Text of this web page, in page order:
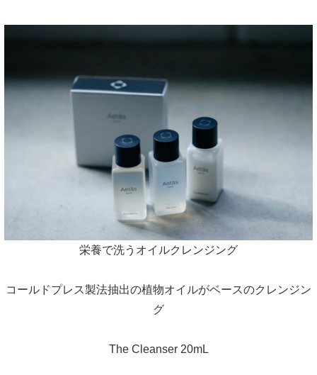
栄養で洗うオイルクレンジング
コールドプレス製法抽出の植物オイルがベースのクレンジン
グ
The Cleanser 20mL